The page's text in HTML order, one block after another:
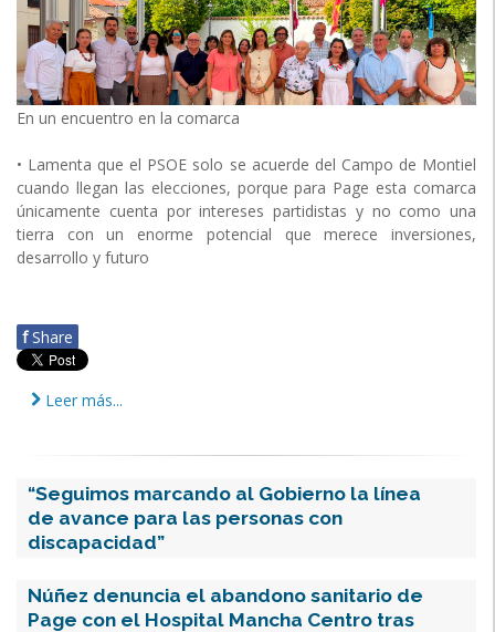
En un encuentro en la comarca
• Lamenta que el PSOE solo se acuerde del Campo de Montiel
cuando llegan las elecciones, porque para Page esta comarca
únicamente cuenta por intereses partidistas y no como una
tierra con un enorme potencial que merece inversiones,
desarrollo y futuro
f Share
Leer más...
“Seguimos marcando al Gobierno la línea
de avance para las personas con
discapacidad”
Núñez denuncia el abandono sanitario de
Page con el Hospital Mancha Centro tras